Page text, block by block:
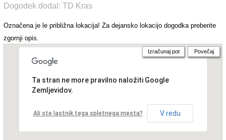
Dogodek dodal: TD Kras
Označena je le približna lokacija! Za dejansko lokacijo dogodka preberite
zgornji opis.
Ta stran ne more pravilno naložiti Google
Zemljevidov.
Ali ste lastnik tega spletnega mesta? V redu
Izračunaj pot Povečaj